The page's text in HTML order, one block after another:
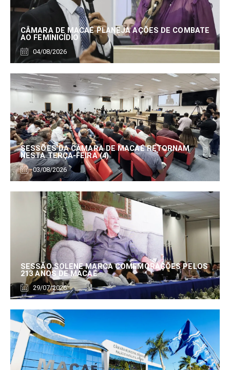
CÂMARA DE MACAÉ PLANEJA AÇÕES DE COMBATE
AO FEMINICÍDIO
04/08/2026
SESSÕES DA CÂMARA DE MACAÉ RETORNAM
NESTA TERÇA-FEIRA (4)
03/08/2026
SESSÃO SOLENE MARCA COMEMORAÇÕES PELOS
213 ANOS DE MACAÉ
29/07/2026